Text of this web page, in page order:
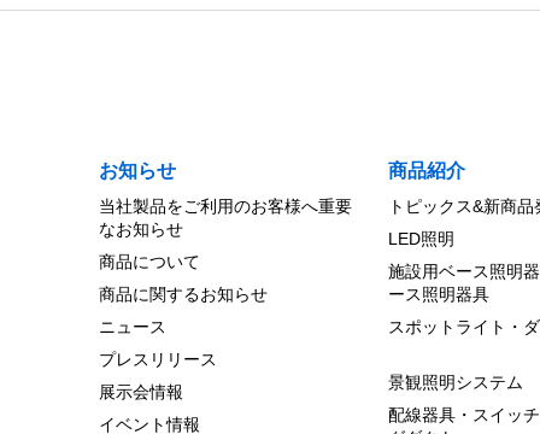
お知らせ
当社製品をご利用のお客様へ重要
なお知らせ
商品について
商品に関するお知らせ
ニュース
プレスリリース
展示会情報
イベント情報
商品紹介
トピックス&新商
LED照明
施設用ベース照明
ース照明器具
スポットライト・
景観照明システム
配線器具・スイッ